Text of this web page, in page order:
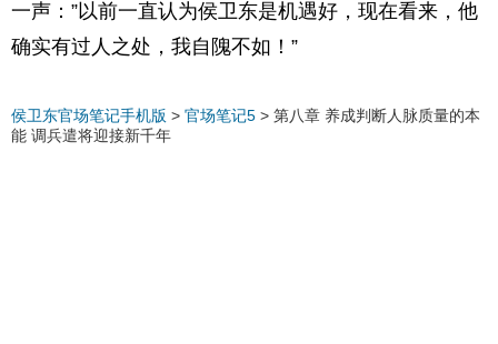
一声：”以前一直认为侯卫东是机遇好，现在看来，他
确实有过人之处，我自隗不如！”
侯卫东官场笔记手机版 > 官场笔记5 > 第八章 养成判断人脉质量的本
能 调兵遣将迎接新千年